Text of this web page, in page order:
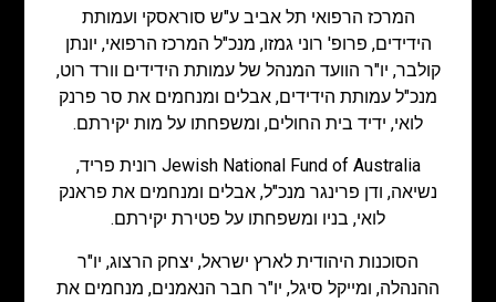
המרכז הרפואי תל אביב ע"ש סוראסקי ועמותת
הידידים, פרופ' רוני גמזו, מנכ"ל המרכז הרפואי, יונתן
קולבר, יו"ר הוועד המנהל של עמותת הידידים וורד רוט,
מנכ"ל עמותת הידידים, אבלים ומנחמים את סר פרנק
לואי, ידיד בית החולים, ומשפחתו על מות יקירתם.
Jewish National Fund of Australia רונית פריד,
נשיאה, ודן פרינגר מנכ"ל, אבלים ומנחמים את פראנק
לואי, בניו ומשפחתו על פטירת יקירתם.
הסוכנות היהודית לארץ ישראל, יצחק הרצוג, יו"ר
ההנהלה, ומייקל סיגל, יו"ר חבר הנאמנים, מנחמים את